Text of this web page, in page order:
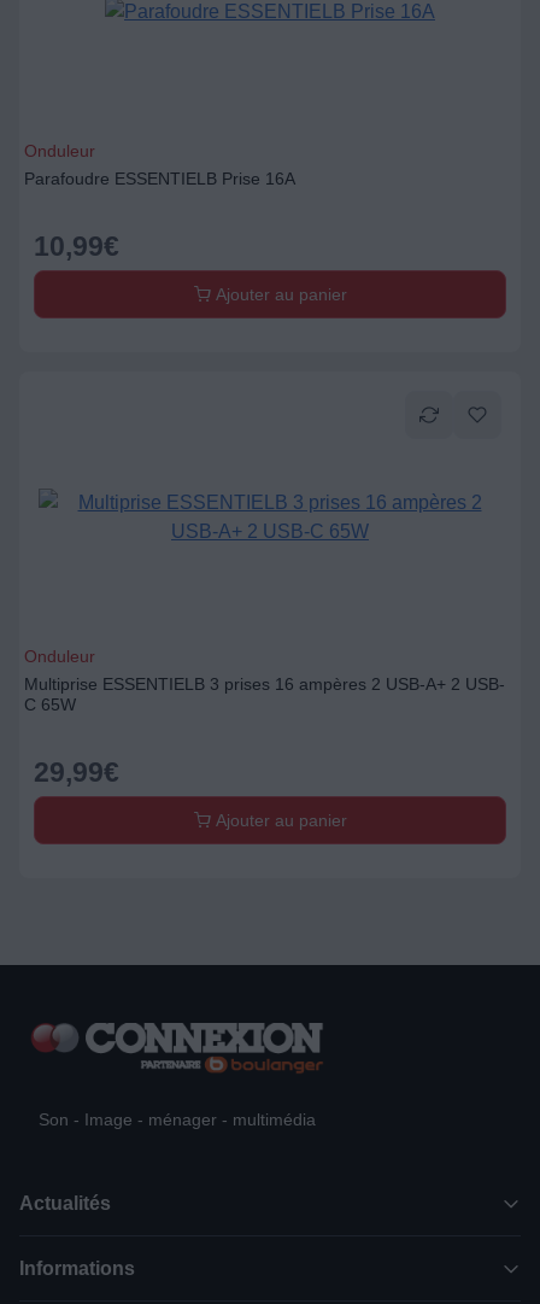
Onduleur
Parafoudre ESSENTIELB Prise 16A
10,99€
Ajouter au panier
Onduleur
Multiprise ESSENTIELB 3 prises 16 ampères 2 USB-A+ 2 USB-
C 65W
29,99€
Ajouter au panier
Son - Image - ménager - multimédia
Actualités
Informations